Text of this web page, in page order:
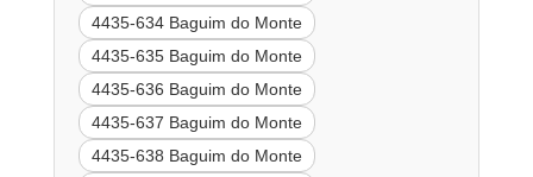
4435-634 Baguim do Monte
4435-635 Baguim do Monte
4435-636 Baguim do Monte
4435-637 Baguim do Monte
4435-638 Baguim do Monte